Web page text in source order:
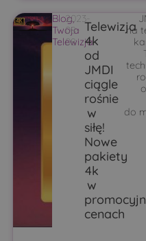
Blog,
Twoja
Telewizja
2023-
08-
08
Telewizja
4k
od
JMDI
ciągle
rośnie
w
siłę!
Nowe
pakiety
4k
w
cenach
na
do